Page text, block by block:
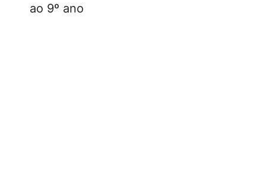
ao 9º ano